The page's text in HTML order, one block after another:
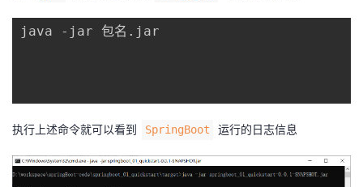
java -jar 包名.jar
执行上述命令就可以看到 SpringBoot 运行的日志信息